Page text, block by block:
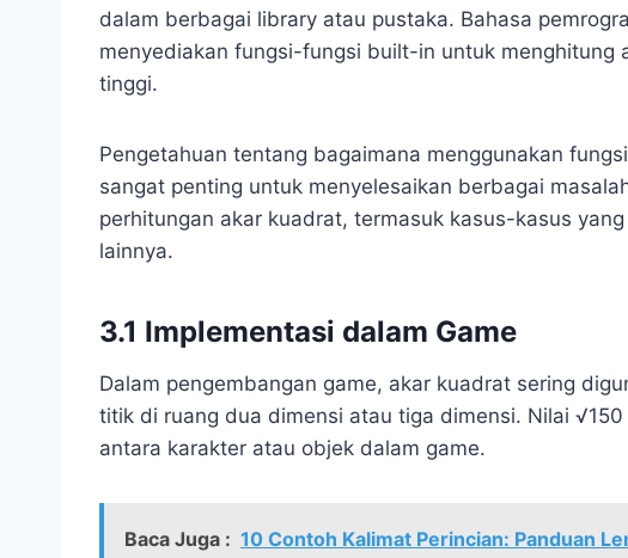
dalam berbagai library atau pustaka. Bahasa
menyediakan fungsi-fungsi built-in untuk menghitung
tinggi.
Pengetahuan tentang bagaimana menggunakan
sangat penting untuk menyelesaikan berbagai
perhitungan akar kuadrat, termasuk kasus-kasus
lainnya.
3.1 Implementasi dalam Game
Dalam pengembangan game, akar kuadrat sering
titik di ruang dua dimensi atau tiga dimensi. Nilai
antara karakter atau objek dalam game.
Baca Juga : 10 Contoh Kalimat Perincian: Panduan